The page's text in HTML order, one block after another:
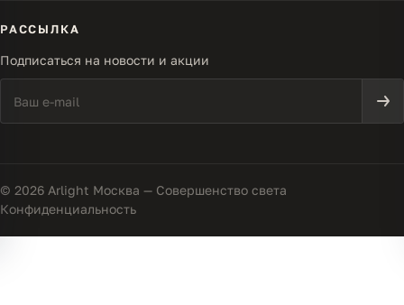
РАССЫЛКА
Подписаться на новости и акции
© 2026 Arlight Москва — Совершенство света
Конфиденциальность